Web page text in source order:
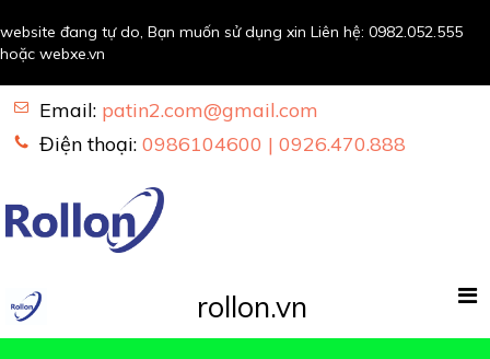
website đang tự do, Bạn muốn sử dụng xin Liên hệ: 0982.052.555
hoặc webxe.vn
Email: patin2.com@gmail.com
Điện thoại: 0986104600 | 0926.470.888
rollon.vn